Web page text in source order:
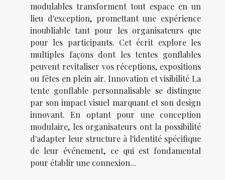
modulables transforment tout espace en un
lieu d'exception, promettant une expérience
inoubliable tant pour les organisateurs que
pour les participants. Cet écrit explore les
multiples façons dont les tentes gonflables
peuvent revitaliser vos réceptions, expositions
ou fêtes en plein air. Innovation et visibilité La
tente gonflable personnalisable se distingue
par son impact visuel marquant et son design
innovant. En optant pour une conception
modulaire, les organisateurs ont la possibilité
d'adapter leur structure à l'identité spécifique
de leur événement, ce qui est fondamental
pour établir une connexion...